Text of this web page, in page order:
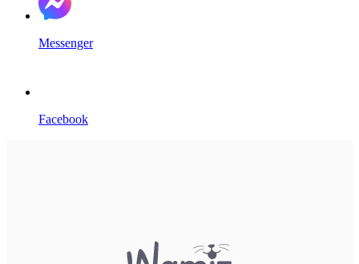
Messenger
Facebook